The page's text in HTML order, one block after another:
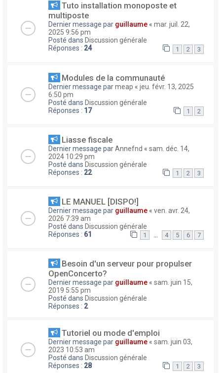
Tuto installation monoposte et
multiposte
Dernier message par guillaume « mar. juil. 22,
2025 9:56 pm
Posté dans Discussion générale
Réponses : 24 1 2 3
Modules de la communauté
Dernier message parmeap « jeu. févr. 13, 2025
6:50 pm
Posté dans Discussion générale
Réponses : 17 1 2
Liasse fiscale
Dernier message parAnnefnd « sam. déc. 14,
2024 10:29 pm
Posté dans Discussion générale
Réponses : 22 1 2 3
LE MANUEL [DISPO!]
Dernier message par guillaume « ven. avr. 24,
2026 7:39 am
Posté dans Discussion générale
Réponses : 61 1 … 4 5 6 7
Besoin d'un serveur pour propulser
OpenConcerto?
Dernier message par guillaume « sam. juin 15,
2019 5:55 pm
Posté dans Discussion générale
Réponses : 2
Tutoriel ou mode d'emploi
Dernier message par guillaume « sam. juin 03,
2023 10:53 am
Posté dans Discussion générale
Réponses : 28 1 2 3